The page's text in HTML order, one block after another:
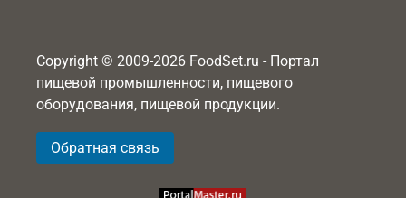
Copyright © 2009-2026 FoodSet.ru - Портал
пищевой промышленности, пищевого
оборудования, пищевой продукции.
Обратная связь